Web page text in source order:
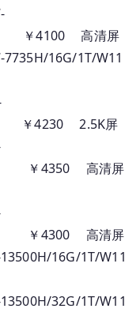
￥4100 高清屏
16G/1T/W11
￥4230 2.5K屏
￥4350 高清屏
￥4300 高清屏
16G/1T/W11
32G/1T/W11